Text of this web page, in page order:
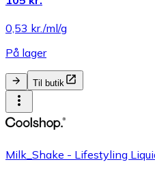
0,53 kr./ml/g
På lager
Til butik
Milk_Shake - Lifestyling